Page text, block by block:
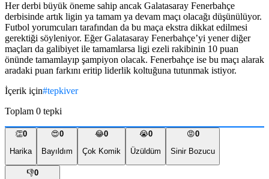
Her derbi büyük öneme sahip ancak Galatasaray Fenerbahçe
derbisinde artık ligin ya tamam ya devam maçı olacağı düşünülüyor.
Futbol yorumcuları tarafından da bu maça ekstra dikkat edilmesi
gerektiği söyleniyor. Eğer Galatasaray Fenerbahçe’yi yener diğer
maçları da galibiyet ile tamamlarsa ligi ezeli rakibinin 10 puan
önünde tamamlayıp şampiyon olacak. Fenerbahçe ise bu maçı alarak
aradaki puan farkını eritip liderlik koltuğuna tutunmak istiyor.
İçerik için#tepkiver
Toplam 0 tepki
👏0
Harika
😍0
Bayıldım
😂0
Çok Komik
😭0
Üzüldüm
😡0
Sinir Bozucu
👎0